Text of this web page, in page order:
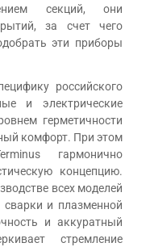
секций, они
за счет чего
эти приборы
российского
и электрические
герметичности
комфорт. При этом
гармонично
концепцию.
всех моделей
сварки и плазменной
и аккуратный
стремление